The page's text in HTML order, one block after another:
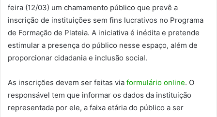
feira (12/03) um chamamento público que prevê a
inscrição de instituições sem fins lucrativos no Programa
de Formação de Plateia. A iniciativa é inédita e pretende
estimular a presença do público nesse espaço, além de
proporcionar cidadania e inclusão social.
As inscrições devem ser feitas via formulário online. O
responsável tem que informar os dados da instituição
representada por ele, a faixa etária do público a ser